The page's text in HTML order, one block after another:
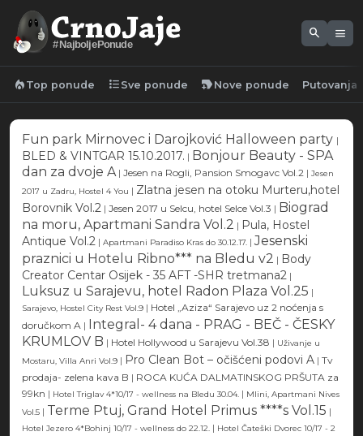
#NajboljePonude
search menu
local_fire_department Top ponude format_list_bulleted Sve ponude new_label Nove ponude Putovanja
Fun park Mirnovec i Darojković Halloween party |
BLED & VINTGAR 15.10.2017. | Bonjour Beauty - SPA
dan za dvoje A | Jesen na Rogli, Pansion Smogavc Vol.2 | Jesen
2017 u Zadru, Hostel 4 You | Zlatna jesen na otoku Murteru,hotel
Borovnik Vol.2 | Jesen 2017 u Selcu, hotel Selce Vol.3 | Biograd
na moru, Apartmani Sandra Vol.2 | Pula, Hostel
Antique Vol.2 | Apartmani Paradiso Kras do 30.12.17. | Jesenski
praznici u Hotelu Ribno*** na Bledu v2 | Body
Creator Centar Osijek - 35 AFT -SHR tretmana2 |
Luksuz u Sarajevu, hotel Radon Plaza Vol.25 |
Sarajevo, Hostel City Rest Vol.9 | Hotel „Aziza“ Sarajevo uz 2 noćenja s
doručkom A |
Integral- 4 dana - PRAG - BEČ - ČESKY
KRUMLOV B | Hotel Hollywood u Sarajevu Vol.38 | Uživanje u
Mostaru, Villa Anri Vol.9 | Pro Clean Bot – očišćeni podovi A | Tv
prodaja- zelena kava B | ROCA KUĆA DALMATINSKOG PRŠUTA za
99kn | Hotel Triglav 4*10/17 - wellness na Bledu 30.04. | Mlini, Apartmani Nives
Vol.5 | Terme Ptuj, Grand Hotel Primus ****s Vol.15 |
Hotel Jezero 4*Bohinj 10/17 - wellness do 22.12. | Hotel Čateški Dvorec 10/17 - 2